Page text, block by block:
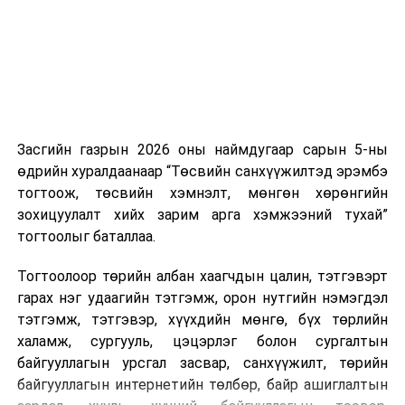
Шинэ хууль Францын зах зээлд үйлчилдэг гадаадын
дуудлагын төвүүдэд нөлөөлөхөөр байна. Тухайлбал,
Мароккогийн дуудлагын төвүүдийн орлогын 80 гаруй
хувь Францын зах зээлээс бүрддэг бөгөөд тус улсын
40–50 мянган ажлын байр эрсдэлд орж болзошгүйг
Засгийн газрын 2026 оны наймдугаар сарын 5-ны
өдрийн хуралдаанаар “Төсвийн санхүүжилтэд эрэмбэ
тогтоож, төсвийн хэмнэлт, мөнгөн хөрөнгийн
зохицуулалт хийх зарим арга хэмжээний тухай”
тогтоолыг баталлаа.
Тогтоолоор төрийн албан хаагчдын цалин, тэтгэвэрт
гарах нэг удаагийн тэтгэмж, орон нутгийн нэмэгдэл
тэтгэмж, тэтгэвэр, хүүхдийн мөнгө, бүх төрлийн
халамж, сургууль, цэцэрлэг болон сургалтын
байгууллагын урсгал засвар, санхүүжилт, төрийн
байгууллагын интернетийн төлбөр, байр ашиглалтын